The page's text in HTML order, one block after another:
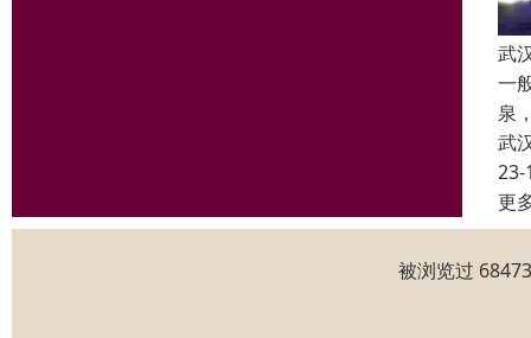
武
一
泉
武
23-
更
被浏览过